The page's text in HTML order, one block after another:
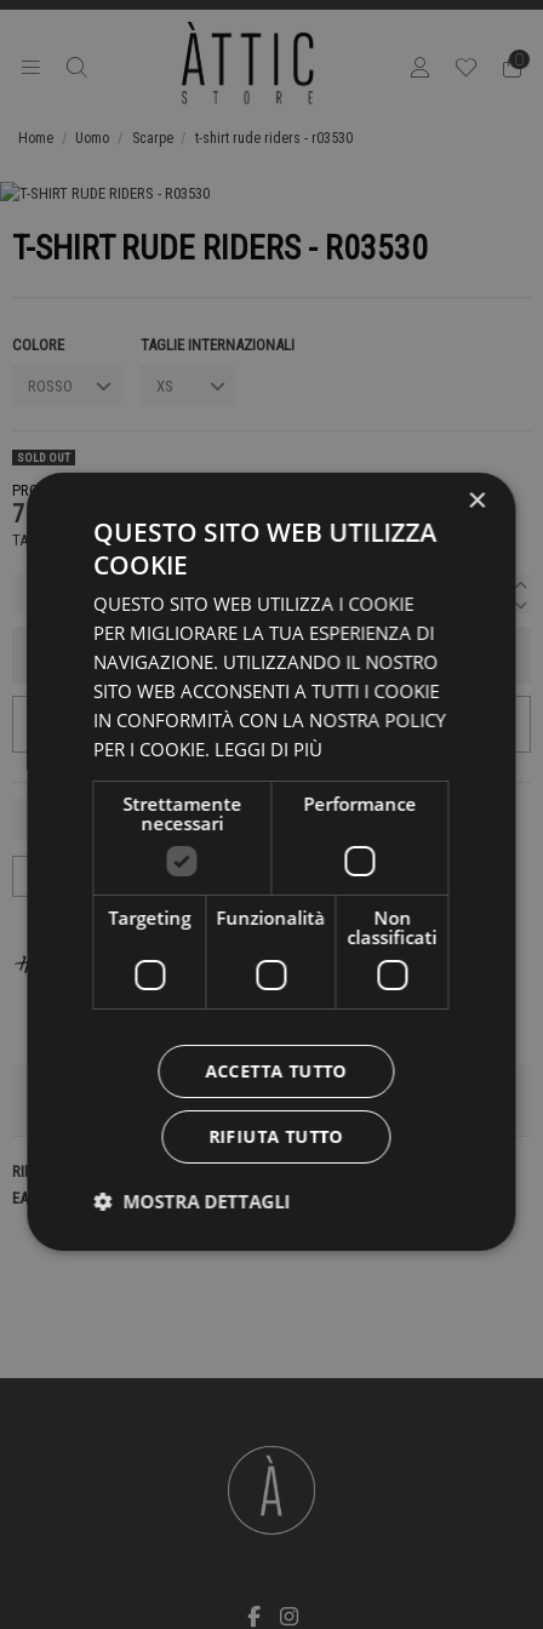
0
Home Uomo Scarpe t-shirt rude riders - r03530
T-SHIRT RUDE RIDERS - R03530
COLORE TAGLIE INTERNAZIONALI
SOLD OUT
PRODOTTO NON DISPONIBILE CONTATTACI PER SAPERE DI PIÙ
75,00 €
TASSE INCLUSE
AGGIUNGI AL CARRELLO
DETTAGLI DEL PRODOTTO
RIFERIMENTO
EAN13
2900000198975
×
QUESTO SITO WEB UTILIZZA
COOKIE
QUESTO SITO WEB UTILIZZA I COOKIE
PER MIGLIORARE LA TUA ESPERIENZA DI
NAVIGAZIONE. UTILIZZANDO IL NOSTRO
SITO WEB ACCONSENTI A TUTTI I COOKIE
IN CONFORMITÀ CON LA NOSTRA POLICY
PER I COOKIE. LEGGI DI PIÙ
Strettamente
necessari
Performance
Targeting Funzionalità
Non
classificati
ACCETTA TUTTO
RIFIUTA TUTTO
MOSTRA DETTAGLI